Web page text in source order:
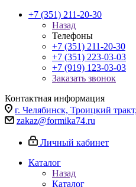
+7 (351) 211-20-30
Назад
Телефоны
+7 (351) 211-20-30
+7 (351) 223-03-03
+7 (919) 123-03-03
Заказать звонок
Контактная информация
г. Челябинск, Троицкий
zakaz@formika74.ru
Личный кабинет
Каталог
Назад
Каталог